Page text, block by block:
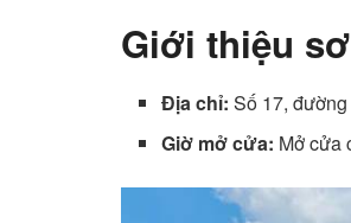
Giới thiệu
Địa chỉ: Số 17,
Giờ mở cửa: Mở cửa